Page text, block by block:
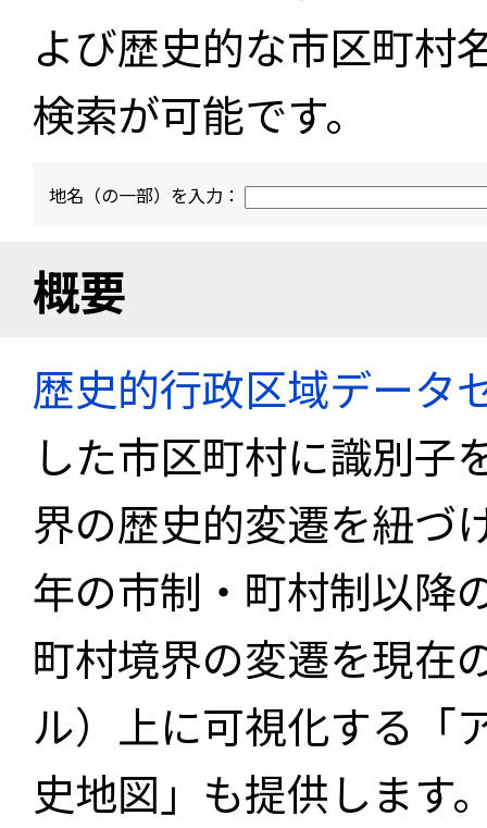
よび歴史的な市区町村
検索が可能です。
地名（の一部）を入力：
概要
歴史的行政区域データ
した市区町村に識別子
界の歴史的変遷を紐づ
年の市制・町村制以降
町村境界の変遷を現在
ル）上に可視化する「
史地図」も提供します